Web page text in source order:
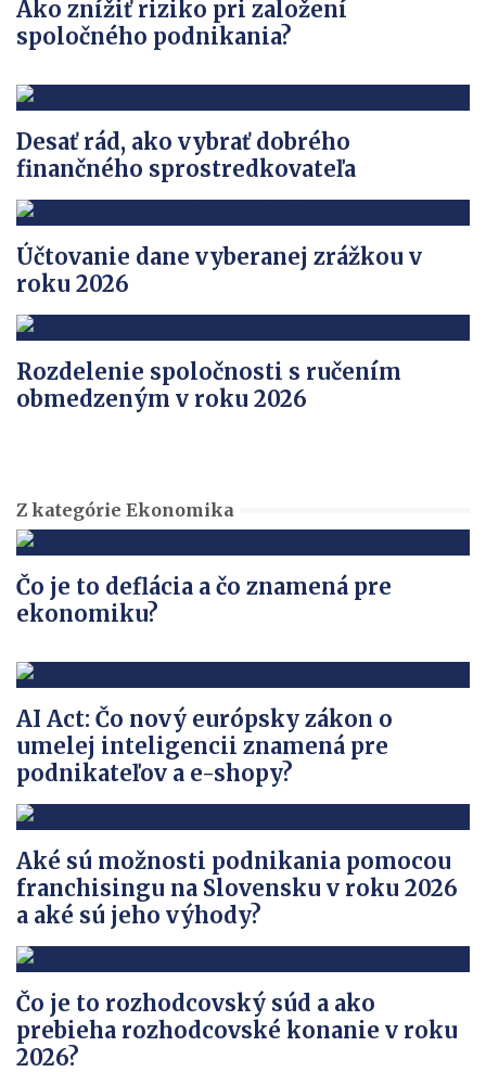
Ako znížiť riziko pri založení
spoločného podnikania?
Desať rád, ako vybrať dobrého
finančného sprostredkovateľa
Účtovanie dane vyberanej zrážkou v
roku 2026
Rozdelenie spoločnosti s ručením
obmedzeným v roku 2026
Z kategórie Ekonomika
Čo je to deflácia a čo znamená pre
ekonomiku?
AI Act: Čo nový európsky zákon o
umelej inteligencii znamená pre
podnikateľov a e-shopy?
Aké sú možnosti podnikania pomocou
franchisingu na Slovensku v roku 2026
a aké sú jeho výhody?
Čo je to rozhodcovský súd a ako
prebieha rozhodcovské konanie v roku
2026?